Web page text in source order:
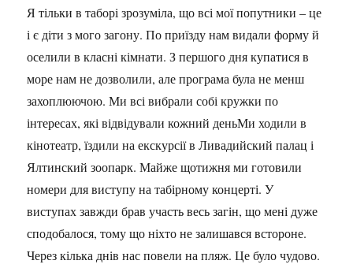
Я тільки в таборі зрозуміла, що всі мої попутники – це
і є діти з мого загону. По приїзду нам видали форму й
оселили в класні кімнати. З першого дня купатися в
море нам не дозволили, але програма була не менш
захоплюючою. Ми всі вибрали собі кружки по
інтересах, які відвідували кожний деньМи ходили в
кінотеатр, їздили на екскурсії в Ливадийский палац і
Ялтинский зоопарк. Майже щотижня ми готовили
номери для виступу на табірному концерті. У
виступах завжди брав участь весь загін, що мені дуже
сподобалося, тому що ніхто не залишався встороне.
Через кілька днів нас повели на пляж. Це було чудово.